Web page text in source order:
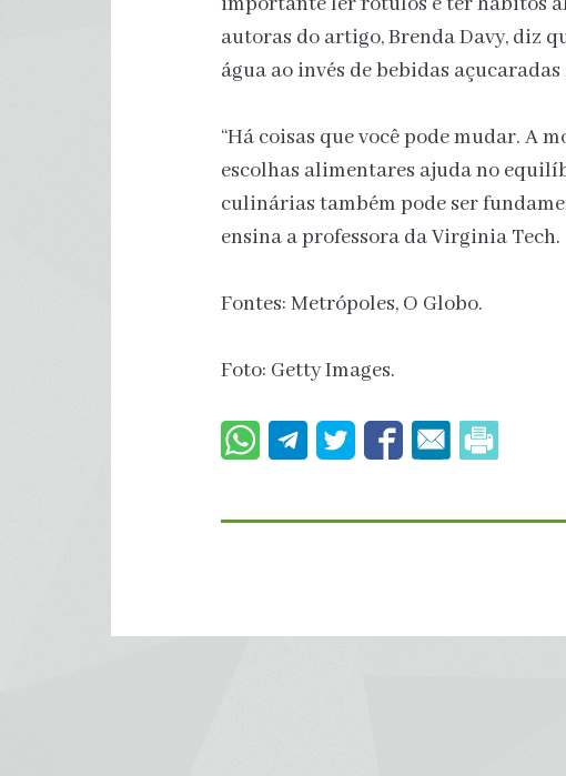
autoras do artigo, Brenda Davy, diz
água ao invés de bebidas
“Há coisas que você pode mudar. A
escolhas alimentares ajuda no
culinárias também pode ser
ensina a professora da Virginia Tech.
Fontes: Metrópoles, O Globo.
Foto: Getty Images.